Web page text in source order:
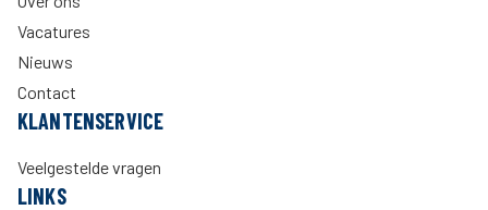
Vacatures
Nieuws
Contact
KLANTENSERVICE
Veelgestelde vragen
LINKS